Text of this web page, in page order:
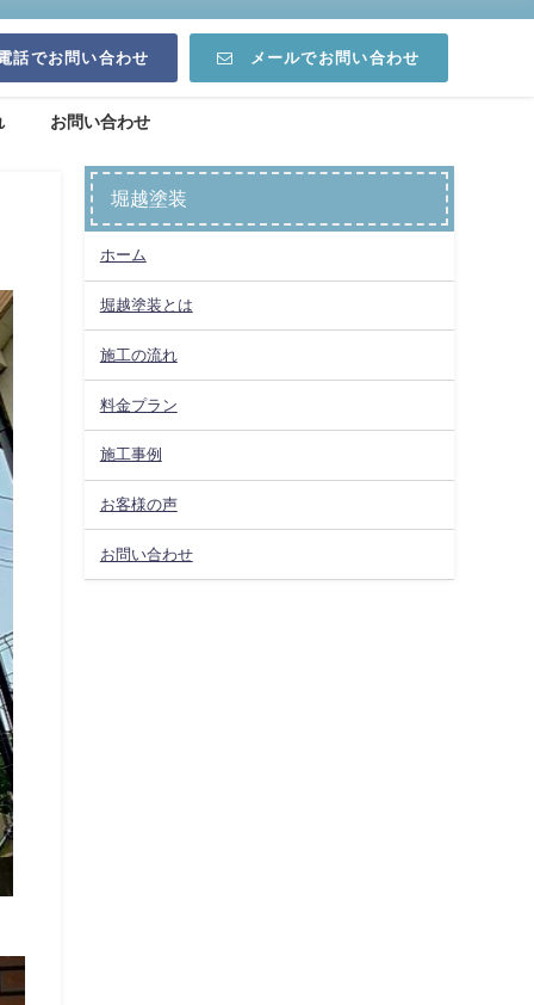
話でお問い合わせ メールでお問い合わせ
お問い合わせ
堀越塗装
ホーム
堀越塗装とは
施工の流れ
料金プラン
施工事例
お客様の声
お問い合わせ